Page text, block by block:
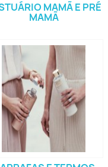
MAMÃ E PRÉ
MAMÃ